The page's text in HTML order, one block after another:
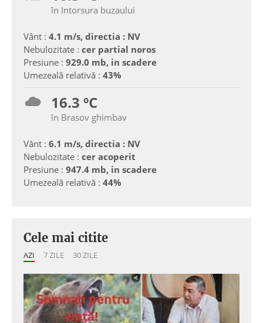
în Intorsura buzaului
Vânt : 4.1 m/s, directia : NV
Nebulozitate : cer partial noros
Presiune : 929.0 mb, in scadere
Umezeală relativă : 43%
16.3 ºC
în Brasov ghimbav
Vânt : 6.1 m/s, directia : NV
Nebulozitate : cer acoperit
Presiune : 947.4 mb, in scadere
Umezeală relativă : 44%
Cele mai citite
AZI 7 ZILE 30 ZILE